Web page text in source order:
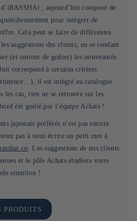
; aujourd’hui composé de
pour intégrer de
Cela peut se faire de différentes
suggestions des clients, en se rendant
(et surtout de goûter) les nouveautés
correspond à certains critères
il est intégré au catalogue
cas, rien ne se retrouve sur les
été goûté par l’équipe Achats !
japonais préférés n’est pas encore
pas à nous écrire un petit mot à
. Les suggestions de nos clients
et le pôle Achats étudiera votre
attention !
PRODUITS